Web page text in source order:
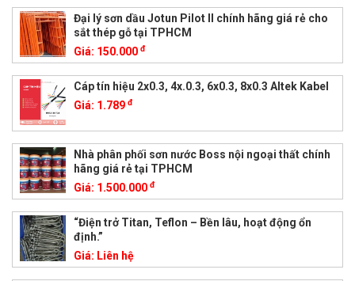
Đại lý sơn dầu Jotun Pilot II chính hãng giá rẻ cho
sắt thép gỗ tại TPHCM
Giá: 150.000 đ
Cáp tín hiệu 2x0.3, 4x.0.3, 6x0.3, 8x0.3 Altek Kabel
Giá: 1.789 đ
Nhà phân phối sơn nước Boss nội ngoại thất chính
hãng giá rẻ tại TPHCM
Giá: 1.500.000 đ
“Điện trở Titan, Teflon – Bền lâu, hoạt động ổn
định.”
Giá: Liên hệ